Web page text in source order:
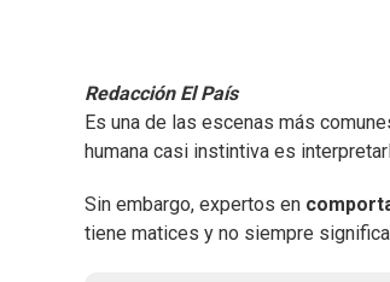
Redacción El País
Es una de las escenas más
humana casi instintiva es
Sin embargo, expertos en
tiene matices y no siempre